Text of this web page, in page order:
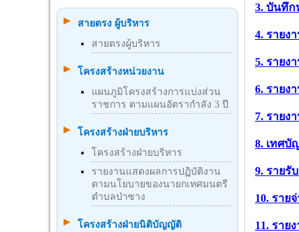
สายตรง ผู้บริหาร
สายตรงผู้บริหาร
โครงสร้างหน่วยงาน
แผนภูมิโครงสร้างการแบ่งส่วน
ราชการ ตามแผนอัตรากำลัง 3 ปี
โครงสร้างฝ่ายบริหาร
โครงสร้างฝ่ายบริหาร
รายงานแสดงผลการปฏิบัติงาน
ตามนโยบายของนายกเทศมนตรี
ตำบลป่าซาง
โครงสร้างฝ่ายนิติบัญญัติ
3. บันทึก
4. รายง
5. รายง
6. รายง
7. รายง
8. เทศบั
9. รายรั
10. ราย
11. ราย